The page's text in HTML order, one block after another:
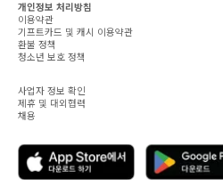
개인정보 처리방침
이용약관
기프트카드 및 캐시 이용약관
환불 정책
청소년 보호 정책
사업자 정보 확인
제휴 및 대외협력
채용